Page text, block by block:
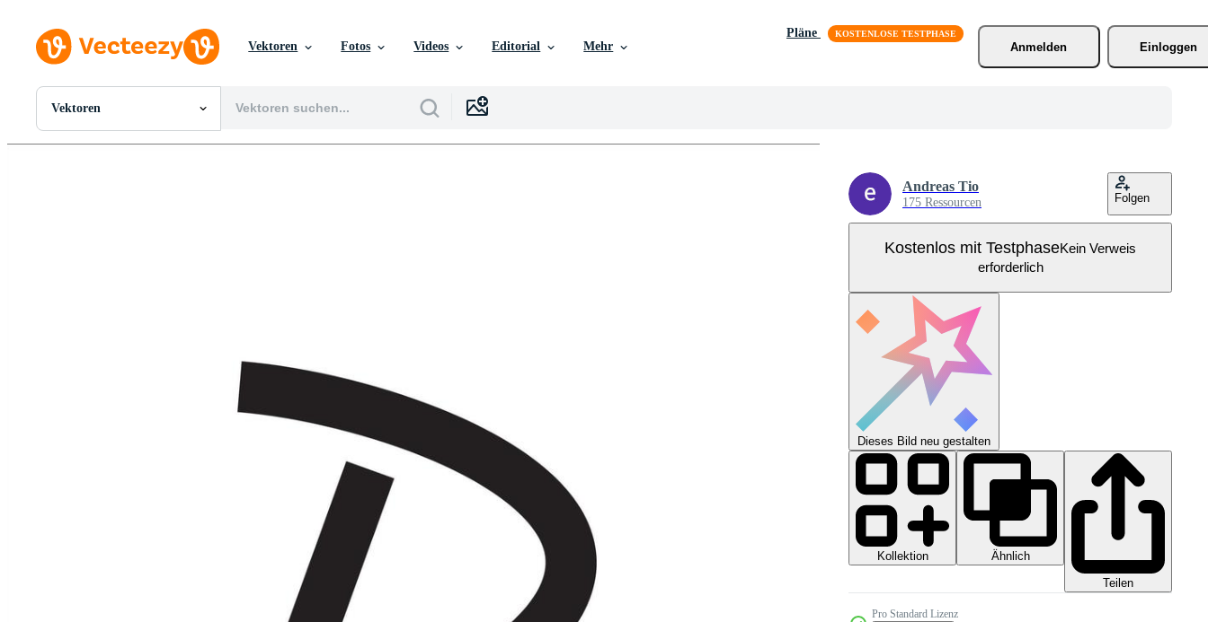
Vektoren Fotos Videos Editorial Mehr
Pläne
Anmelden
Einloggen
Vektoren
Alle Bilder
Andreas Tio
175 Ressourcen Folgen
Kostenlos mit TestphaseKein Verweis
erforderlich
Dieses Bild neu gestalten
Kollektion
Ähnlich
Teilen
Pro Standard Lizenz